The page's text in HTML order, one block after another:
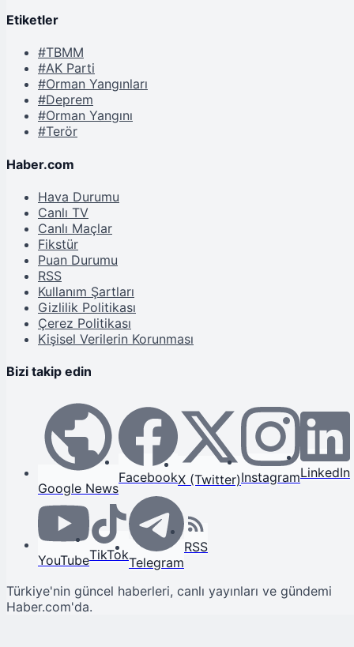
Etiketler
#TBMM
#AK Parti
#Orman Yangınları
#Deprem
#Orman Yangını
#Terör
Haber.com
Hava Durumu
Canlı TV
Canlı Maçlar
Fikstür
Puan Durumu
RSS
Kullanım Şartları
Gizlilik Politikası
Çerez Politikası
Kişisel Verilerin Korunması
Bizi takip edin
Google News
FacebookX (Twitter)InstagramLinkedIn
YouTubeTikTokTelegram
RSS
Türkiye'nin güncel haberleri, canlı yayınları ve gündemi
Haber.com'da.